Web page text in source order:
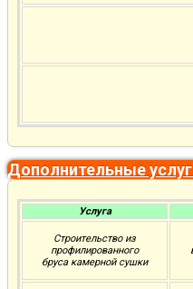
Дополнительные
Услуга
Строительство из
профилированного
бруса камерной сушки